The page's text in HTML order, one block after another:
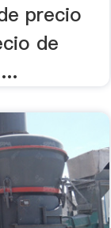
precio
de